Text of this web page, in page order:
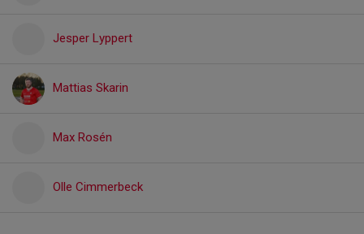
Jesper Lyppert
Mattias Skarin
Max Rosén
Olle Cimmerbeck